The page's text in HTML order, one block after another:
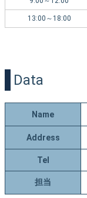
13:00～18:00
Data
Name
Address
Tel
担当